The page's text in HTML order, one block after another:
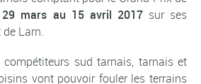
mars au 15 avril 2017sur ses
Larn.
sud tarnais, tarnais et
vont pouvoir fouler les terrains